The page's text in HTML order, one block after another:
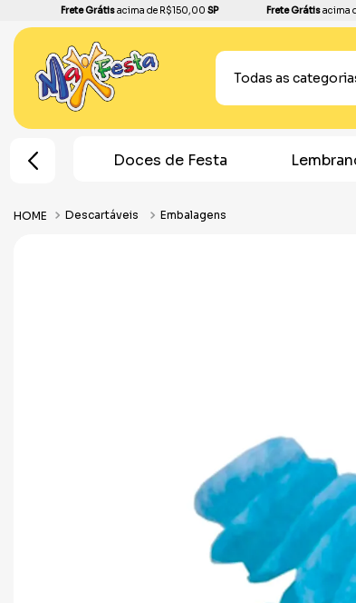
Frete Grátisacima de R$150,00 SP Frete Grátisacima
Todas as
de Festa Lembrancinhas
Descartáveis Embalagens